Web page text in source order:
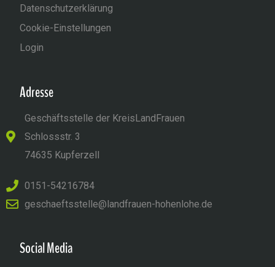
Datenschutzerklärung
Cookie-Einstellungen
Login
Adresse
Geschäftsstelle der KreisLandFrauen
Schlossstr. 3
74635 Kupferzell
0151-54216784
geschaeftsstelle@landfrauen-hohenlohe.de
Social Media